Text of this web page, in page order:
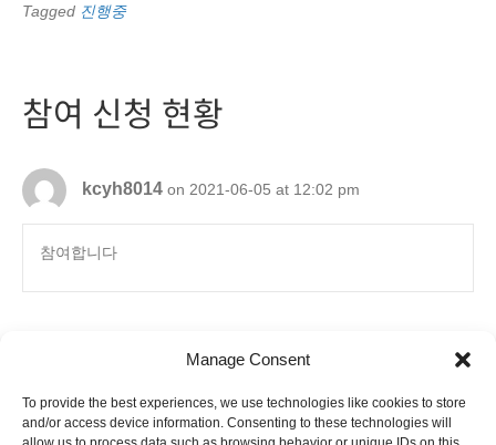
Manage Consent
To provide the best experiences, we use technologies like cookies to store
and/or access device information. Consenting to these technologies will
Tagged 진행중
참여 신청 현황
kcyh8014 on 2021-06-05 at 12:02 pm
참여합니다
6880 Orangethorpe Avenue, Suite D
Buena Park, CA 90620